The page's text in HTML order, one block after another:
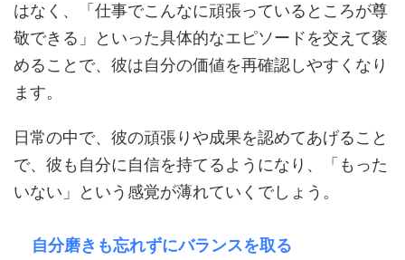
はなく、「仕事でこんなに頑張っているところが尊
敬できる」といった具体的なエピソードを交えて褒
めることで、彼は自分の価値を再確認しやすくなり
ます。
日常の中で、彼の頑張りや成果を認めてあげること
で、彼も自分に自信を持てるようになり、「もった
いない」という感覚が薄れていくでしょう。
自分磨きも忘れずにバランスを取る